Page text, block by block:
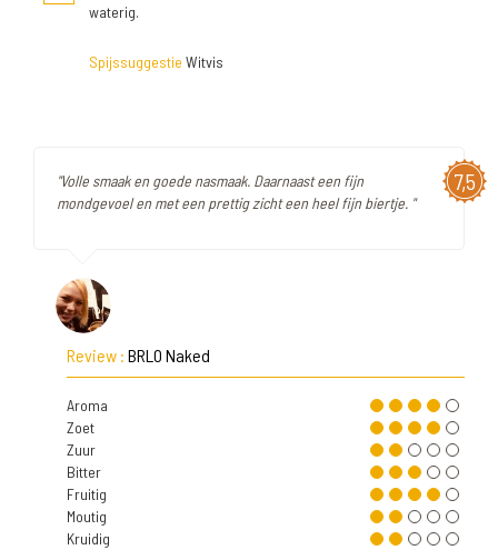
waterig.
Spijssuggestie Witvis
7,5
"Volle smaak en goede nasmaak. Daarnaast een fijn
mondgevoel en met een prettig zicht een heel fijn biertje. "
Review : BRLO Naked
Aroma
Zoet
Zuur
Bitter
Fruitig
Moutig
Kruidig